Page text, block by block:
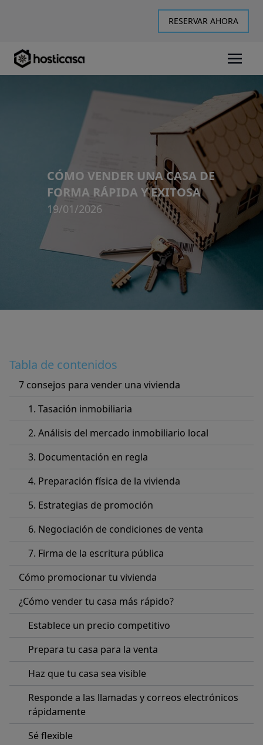
RESERVAR AHORA
CÓMO VENDER UNA CASA DE
FORMA RÁPIDA Y EXITOSA
19/01/2026
Tabla de contenidos
7 consejos para vender una vivienda
1. Tasación inmobiliaria
2. Análisis del mercado inmobiliario local
3. Documentación en regla
4. Preparación física de la vivienda
5. Estrategias de promoción
6. Negociación de condiciones de venta
7. Firma de la escritura pública
Cómo promocionar tu vivienda
¿Cómo vender tu casa más rápido?
Establece un precio competitivo
Prepara tu casa para la venta
Haz que tu casa sea visible
Responde a las llamadas y correos electrónicos
rápidamente
Sé flexible